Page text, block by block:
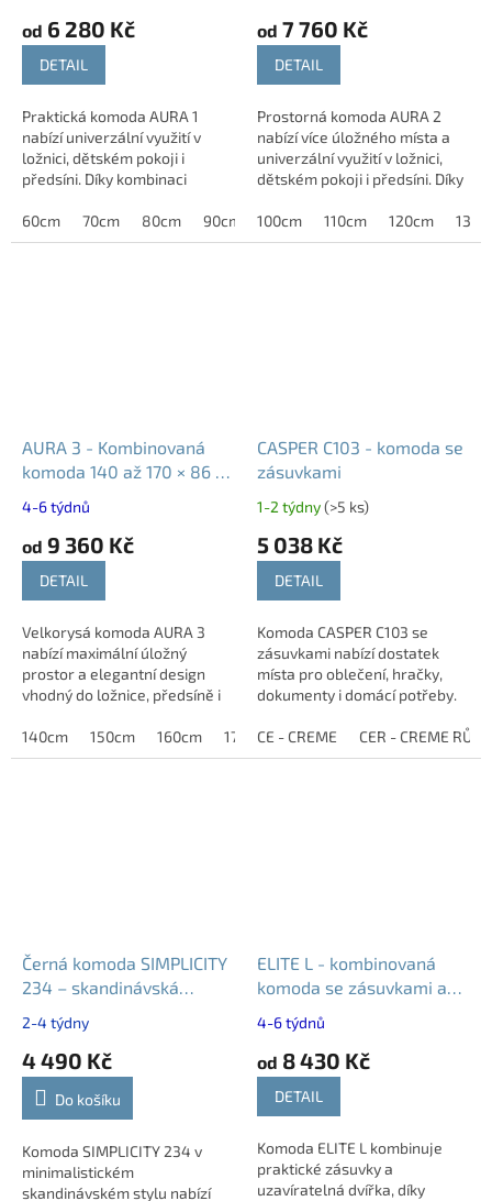
od 6 280 Kč
DETAIL
Praktická komoda AURA 1
nabízí univerzální využití v
ložnici, dětském pokoji i
předsíni. Díky kombinaci
kvalitnímu zpracování a
širokému výběru...
60cm 70cm 80cm 90cm
od 7 760 Kč
DETAIL
Prostorná komoda AURA 2
nabízí více úložného místa a
univerzální využití v ložnici,
dětském pokoji i předsíni. Díky
odolným materiálům a
širokému výběru...
100cm 110cm 120cm
AURA 3 - Kombinovaná
komoda 140 až 170 × 86 ×
36-43 cm
4-6 týdnů
od 9 360 Kč
DETAIL
Velkorysá komoda AURA 3
nabízí maximální úložný
prostor a elegantní design
vhodný do ložnice, předsíně i
zpracování, odolné materiály
a široký výběr...
140cm 150cm 160cm 170cm
CASPER C103 - komoda se
zásuvkami
1-2 týdny(>5 ks)
5 038 Kč
DETAIL
Komoda CASPER C103 se
zásuvkami nabízí dostatek
místa pro oblečení, hračky,
dokumenty i domácí potřeby.
lze využít jako komodu do
dětského pokoje,...
CE - CREME CER - CREME
Černá komoda SIMPLICITY
234 – skandinávská
2-4 týdny
4 490 Kč
Do košíku
Komoda SIMPLICITY 234 v
minimalistickém
skandinávském stylu nabízí
ELITE L - kombinovaná
komoda se zásuvkami a
dvířky | 140 až 170 cm
4-6 týdnů
od 8 430 Kč
DETAIL
Komoda ELITE L kombinuje
praktické zásuvky a
uzavíratelná dvířka, díky